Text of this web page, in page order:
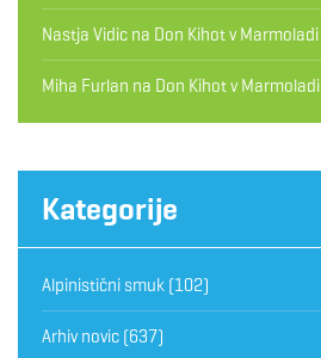
Nastja Vidic na Don Kihot v Marmoladi
Miha Furlan na Don Kihot v Marmoladi
Kategorije
Alpinistični smuk (102)
Arhiv novic (637)